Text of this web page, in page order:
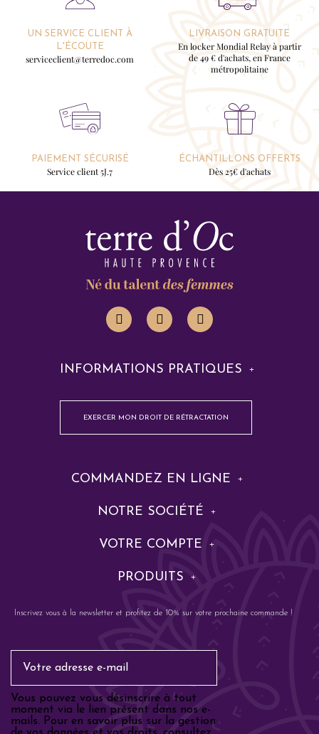
UN SERVICE CLIENT À
L'ÉCOUTE
serviceclient@terredoc.com
LIVRAISON GRATUITE
En locker Mondial Relay à partir
de 49 € d'achats, en France
métropolitaine
PAIEMENT SÉCURISÉ
Service client 5J.7
ÉCHANTILLONS OFFERTS
Dès 25€ d'achats
INFORMATIONS PRATIQUES
EXERCER MON DROIT DE RÉTRACTATION
COMMANDEZ EN LIGNE
NOTRE SOCIÉTÉ
VOTRE COMPTE
PRODUITS
Inscrivez vous à la newsletter et profitez de 10% sur votre prochaine commande !
Vous pouvez vous désinscrire à tout
moment via le lien présent dans nos e-
mails. Pour en savoir plus sur la gestion